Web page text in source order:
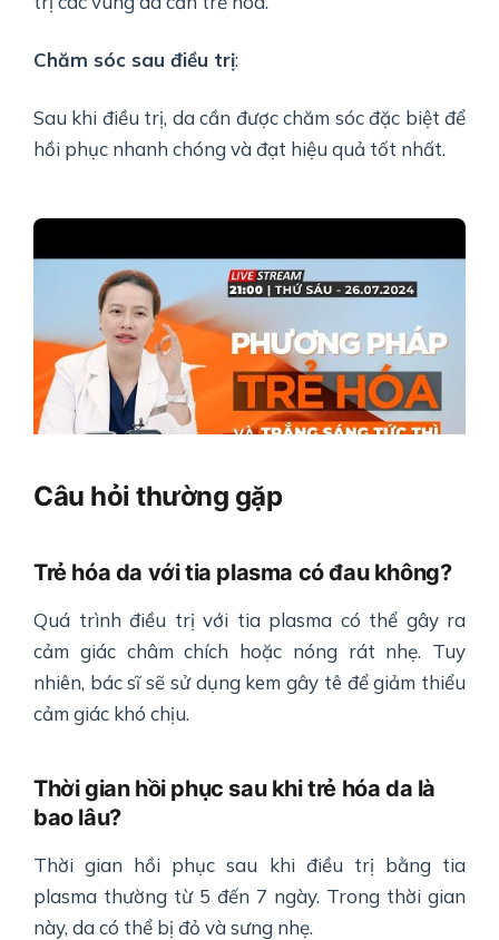
Chăm sóc sau điều trị:
Sau khi điều trị, da cần được chăm sóc đặc biệt để
hồi phục nhanh chóng và đạt hiệu quả tốt nhất.
Câu hỏi thường gặp
Trẻ hóa da với tia plasma có đau không?
Quá trình điều trị với tia plasma có thể gây ra
cảm giác châm chích hoặc nóng rát nhẹ. Tuy
nhiên, bác sĩ sẽ sử dụng kem gây tê để giảm thiểu
cảm giác khó chịu.
Thời gian hồi phục sau khi trẻ hóa da là
bao lâu?
Thời gian hồi phục sau khi điều trị bằng tia
plasma thường từ 5 đến 7 ngày. Trong thời gian
này, da có thể bị đỏ và sưng nhẹ.